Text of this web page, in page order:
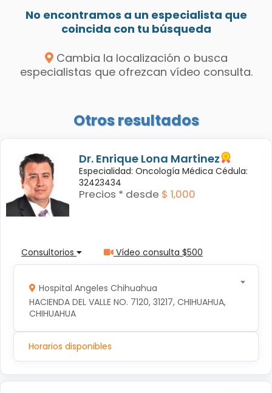
No encontramos a un especialista que
coincida con tu búsqueda
Cambia la localización o busca
especialistas que ofrezcan vídeo consulta.
Otros resultados
Dr. Enrique Lona Martinez
Especialidad: Oncología Médica Cédula:
32423434
Precios * desde $ 1,000
Consultorios Vídeo consulta $500
Hospital Angeles Chihuahua
HACIENDA DEL VALLE NO. 7120, 31217, CHIHUAHUA,
CHIHUAHUA
Horarios disponibles